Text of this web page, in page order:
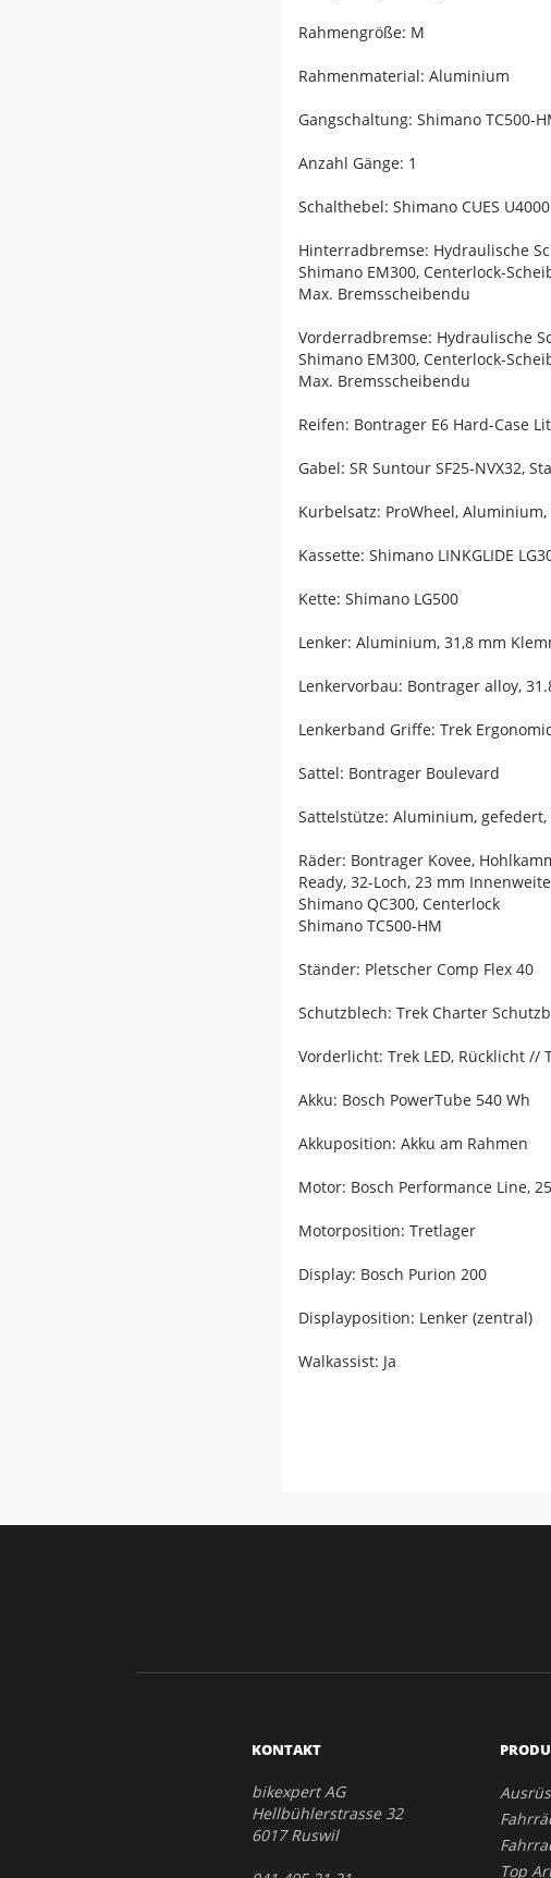
Rahmengröße: M
Rahmenmaterial: Aluminium
Gangschaltung: Shimano TC500-
Anzahl Gänge: 1
Schalthebel: Shimano CUES
Hinterradbremse: Hydraulische
Shimano EM300, Centerlock-
Max. Bremsscheibendu
Vorderradbremse: Hydraulische
Shimano EM300, Centerlock-
Max. Bremsscheibendu
Reifen: Bontrager E6 Hard-Case
Gabel: SR Suntour SF25-NVX32,
Kurbelsatz: ProWheel,
Kassette: Shimano LINKGLIDE
Kette: Shimano LG500
Lenker: Aluminium, 31,8 mm
Lenkervorbau: Bontrager alloy,
Lenkerband Griffe: Trek
Sattel: Bontrager Boulevard
Sattelstütze: Aluminium, gefedert,
Räder: Bontrager Kovee,
Ready, 32-Loch, 23 mm
Shimano QC300, Centerlock
Shimano TC500-HM
Ständer: Pletscher Comp Flex 40
Schutzblech: Trek Charter
Vorderlicht: Trek LED, Rücklicht //
Akku: Bosch PowerTube 540 Wh
Akkuposition: Akku am Rahmen
Motor: Bosch Performance Line,
Motorposition: Tretlager
Display: Bosch Purion 200
Displayposition: Lenker (zentral)
Walkassist: Ja
KONTAKT
bikexpert AG
Hellbühlerstrasse 32
6017 Ruswil
Top